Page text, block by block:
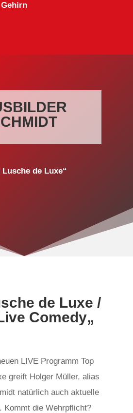
Lusche de Luxe“
de Luxe /
Comedy„
LIVE Programm Top
greift Holger Müller, alias
natürlich auch aktuelle
Kommt die Wehrpflicht?